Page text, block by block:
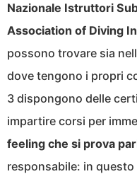
Nazionale Istruttori
Association of Diving
possono trovare sia
dove tengono i propri
3 dispongono delle
impartire corsi per
feeling che si prova
responsabile: in questo